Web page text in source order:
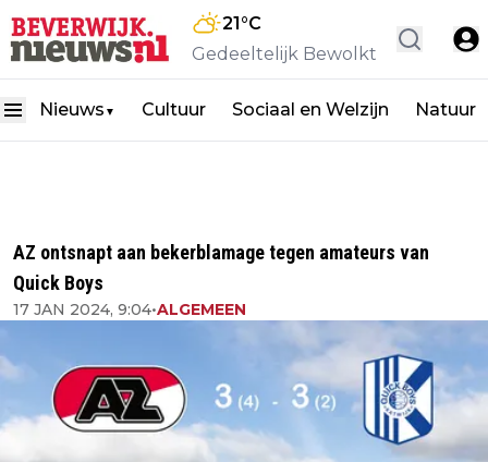
21°C
Gedeeltelijk Bewolkt
Nieuws ▼ Cultuur Sociaal en Welzijn Natuur
AZ ontsnapt aan bekerblamage tegen amateurs van
Quick Boys
17 JAN 2024, 9:04•ALGEMEEN